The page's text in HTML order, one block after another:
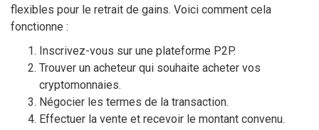
flexibles pour le retrait de gains. Voici comment cela
fonctionne :
Inscrivez-vous sur une plateforme P2P.
Trouver un acheteur qui souhaite acheter vos
cryptomonnaies.
Négocier les termes de la transaction.
Effectuer la vente et recevoir le montant convenu.